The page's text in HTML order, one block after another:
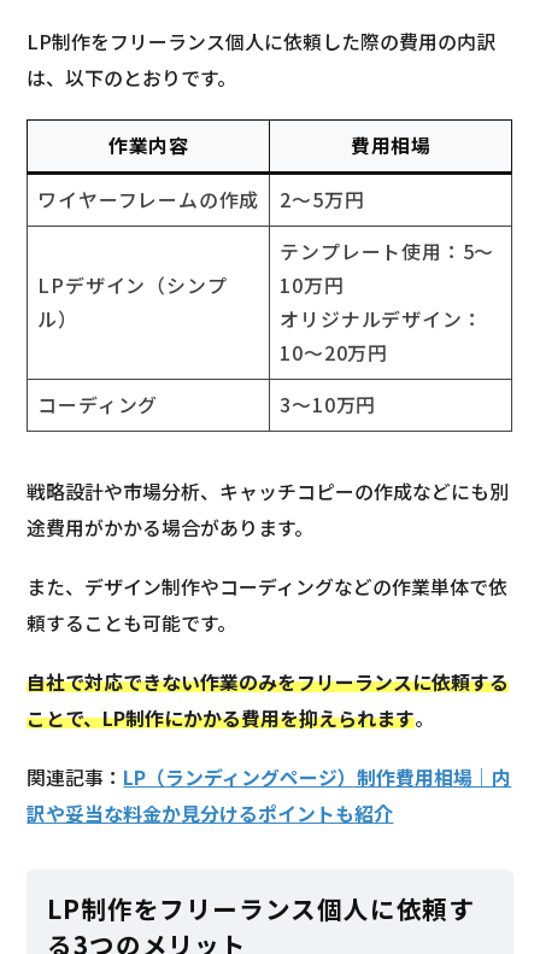
LP制作をフリーランス個人に依頼した際の費用の内訳
は、以下のとおりです。
作業内容
費用相場
ワイヤーフレームの作成
2～5万円
LPデザイン（シンプ
ル）
テンプレート使用：5～
10万円
オリジナルデザイン：
10～20万円
コーディング
3～10万円
戦略設計や市場分析、キャッチコピーの作成などにも別
途費用がかかる場合があります。
また、デザイン制作やコーディングなどの作業単体で依
頼することも可能です。
自社で対応できない作業のみをフリーランスに依頼する
ことで、LP制作にかかる費用を抑えられます。
関連記事： LP（ランディングページ）制作費用相場｜内
訳や妥当な料金か見分けるポイントも紹介
LP制作をフリーランス個人に依頼す
る3つのメリット